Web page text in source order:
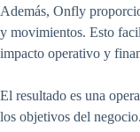
Además, Onfly
y movimientos. Esto
impacto operativo y
El resultado es una
los objetivos del negocio.